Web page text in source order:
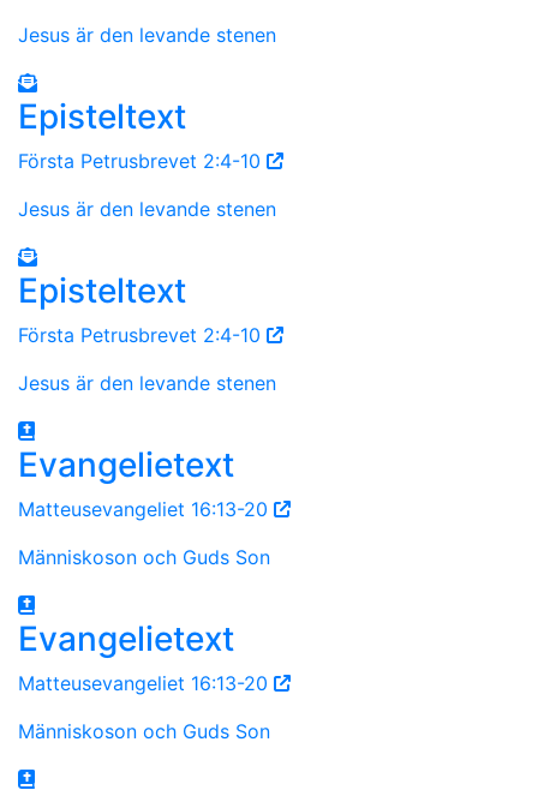
Jesus är den levande stenen
Episteltext
Första Petrusbrevet 2:4-10
Jesus är den levande stenen
Episteltext
Första Petrusbrevet 2:4-10
Jesus är den levande stenen
Evangelietext
Matteusevangeliet 16:13-20
Människoson och Guds Son
Evangelietext
Matteusevangeliet 16:13-20
Människoson och Guds Son